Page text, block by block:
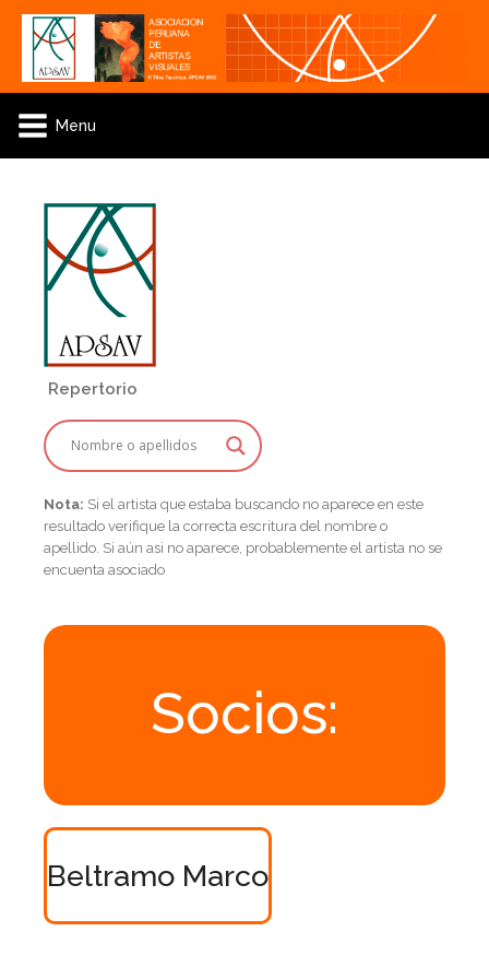
Menu
Repertorio
Nota: Si el artista que estaba buscando no aparece en este
resultado verifique la correcta escritura del nombre o
apellido. Si aún asi no aparece, probablemente el artista no se
encuenta asociado
Socios:
Beltramo Marco